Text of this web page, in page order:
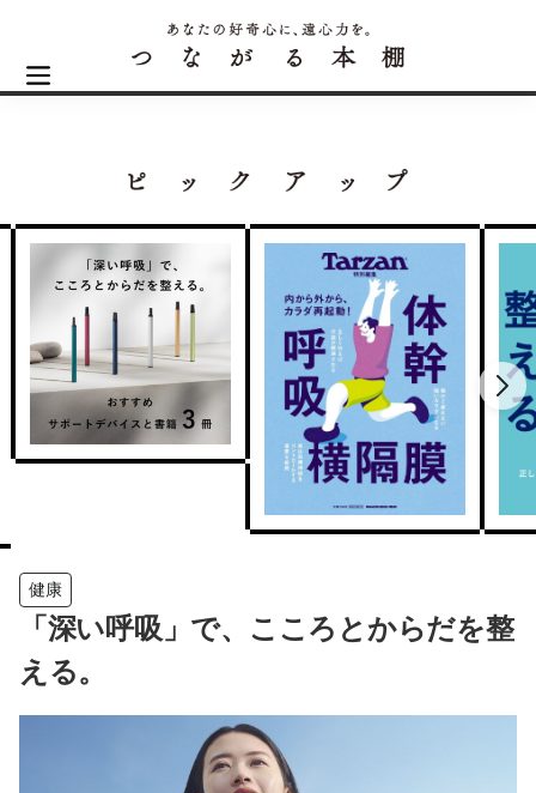
健康
「深い呼吸」で、こころとからだを整
える。